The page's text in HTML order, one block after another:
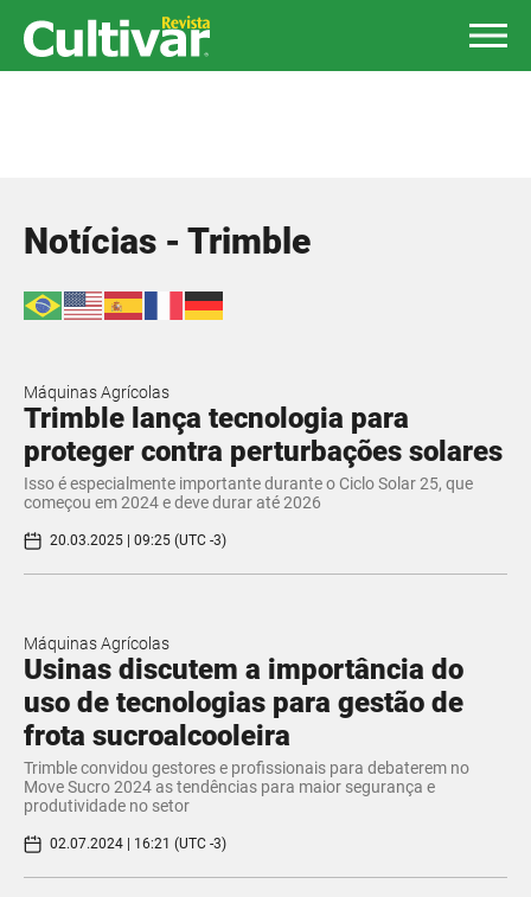
Notícias - Trimble
Máquinas Agrícolas
Trimble lança tecnologia para
proteger contra perturbações solares
Isso é especialmente importante durante o Ciclo Solar 25, que
começou em 2024 e deve durar até 2026
20.03.2025 | 09:25 (UTC -3)
Máquinas Agrícolas
Usinas discutem a importância do
uso de tecnologias para gestão de
frota sucroalcooleira
Trimble convidou gestores e profissionais para debaterem no
Move Sucro 2024 as tendências para maior segurança e
produtividade no setor
02.07.2024 | 16:21 (UTC -3)